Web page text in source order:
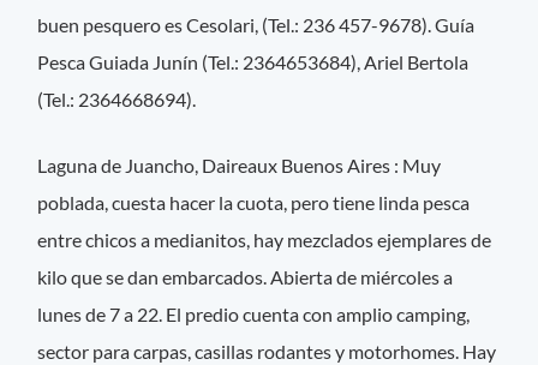
buen pesquero es Cesolari, (Tel.: 236 457-9678). Guía
Pesca Guiada Junín (Tel.: 2364653684), Ariel Bertola
(Tel.: 2364668694).
Laguna de Juancho, Daireaux Buenos Aires : Muy
poblada, cuesta hacer la cuota, pero tiene linda pesca
entre chicos a medianitos, hay mezclados ejemplares de
kilo que se dan embarcados. Abierta de miércoles a
lunes de 7 a 22. El predio cuenta con amplio camping,
sector para carpas, casillas rodantes y motorhomes. Hay